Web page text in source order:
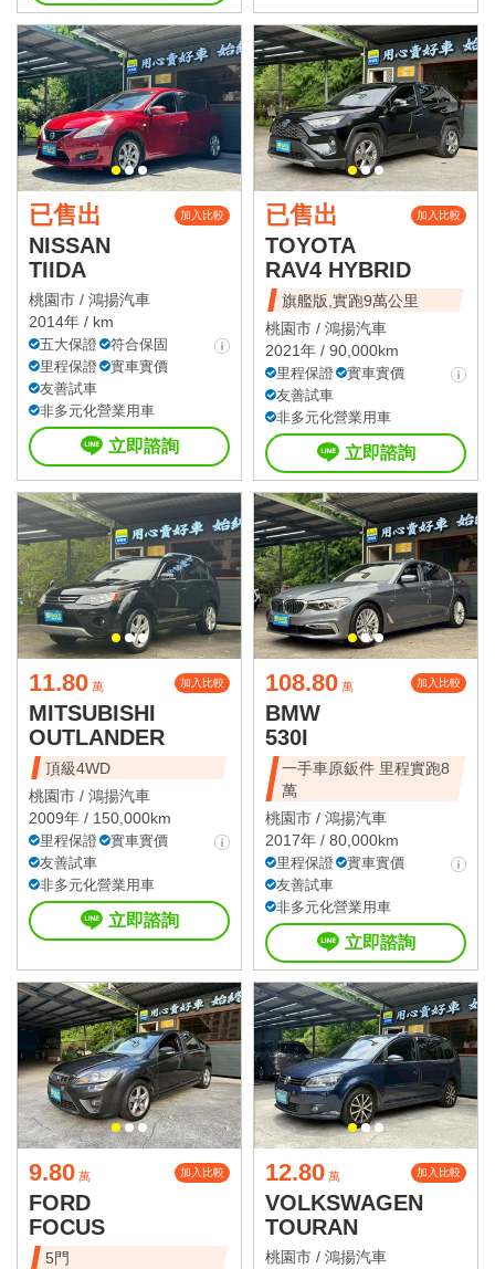
已售出 加入比較
NISSAN
TIIDA
桃園市 / 鴻揚汽車
2014年 / km
五大保證
符合保固
里程保證
實車實價
友善試車
非多元化營業用車
立即諮詢
已售出 加入比較
TOYOTA
RAV4 HYBRID
旗艦版,實跑9萬公里
桃園市 / 鴻揚汽車
2021年 / 90,000km
里程保證
實車實價
友善試車
非多元化營業用車
立即諮詢
11.80 萬 加入比較
MITSUBISHI
OUTLANDER
頂級4WD
桃園市 / 鴻揚汽車
2009年 / 150,000km
里程保證
實車實價
友善試車
非多元化營業用車
立即諮詢
108.80 萬 加入比較
BMW
530I
一手車原鈑件 里程實跑8
萬
桃園市 / 鴻揚汽車
2017年 / 80,000km
里程保證
實車實價
友善試車
非多元化營業用車
立即諮詢
9.80 萬 加入比較
FORD
FOCUS
5門
12.80 萬 加入比較
VOLKSWAGEN
TOURAN
桃園市 / 鴻揚汽車